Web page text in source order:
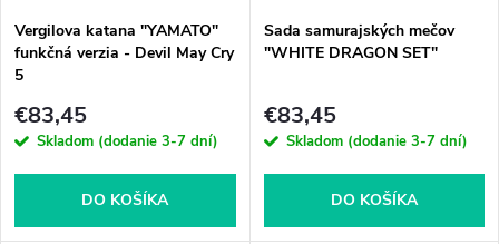
Vergilova katana "YAMATO"
funkčná verzia - Devil May Cry
5
€83,45
Skladom (dodanie 3-7 dní)
DO KOŠÍKA
Sada samurajských mečov
"WHITE DRAGON SET"
€83,45
Skladom (dodanie 3-7 dní)
DO KOŠÍKA